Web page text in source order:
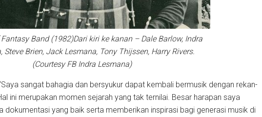
Band (1982)Dari kiri ke kanan – Dale Barlow, Indra
Steve Brien, Jack Lesmana, Tony Thijssen, Harry Rivers.
(Courtesy FB Indra Lesmana)
sangat bahagia dan bersyukur dapat kembali bermusik dengan rekan-
ini merupakan momen sejarah yang tak ternilai. Besar harapan saya
dokumentasi yang baik serta memberikan inspirasi bagi generasi musik di